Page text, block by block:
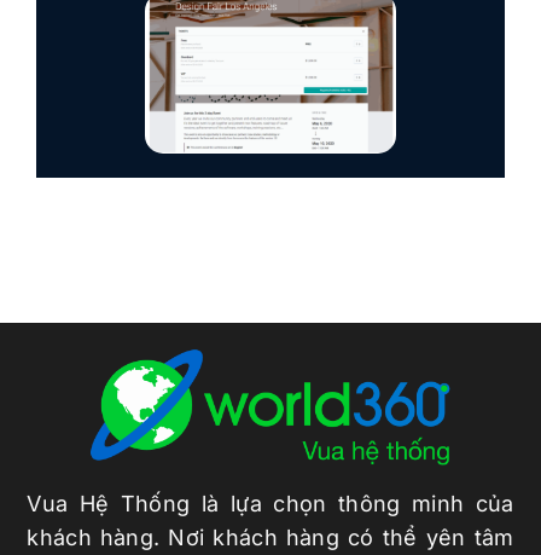
Vua Hệ Thống là lựa chọn thông minh của
khách hàng. Nơi khách hàng có thể yên tâm